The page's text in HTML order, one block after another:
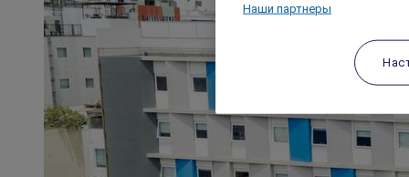
Наши партнеры